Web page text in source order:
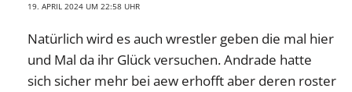
19. APRIL 2024 UM 22:58 UHR
Natürlich wird es auch wrestler geben die mal hier
und Mal da ihr Glück versuchen. Andrade hatte
sich sicher mehr bei aew erhofft aber deren roster